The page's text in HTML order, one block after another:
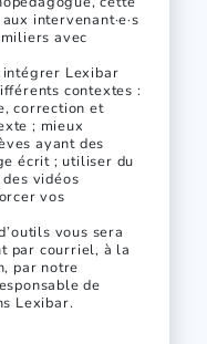
intervenant·e·s
avec
intégrer Lexibar
contextes :
correction et
; mieux
ayant des
écrit ; utiliser du
vidéos
vos
vous sera
par courriel, à la
par notre
de
Lexibar.